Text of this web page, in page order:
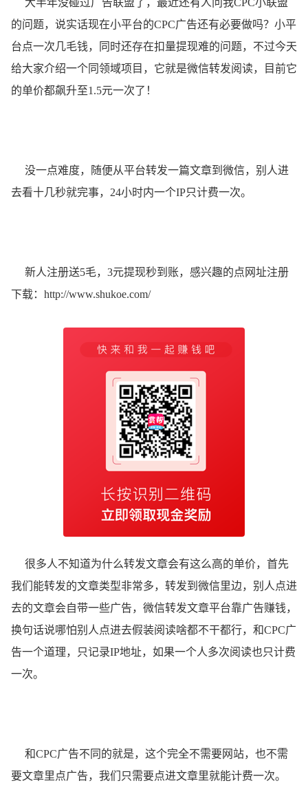
的问题，说实话现在小平台的CPC广告还有必要做吗？小平
台点一次几毛钱，同时还存在扣量提现难的问题，不过今天
给大家介绍一个同领域项目，它就是微信转发阅读，目前它
的单价都飙升至1.5元一次了！
没一点难度，随便从平台转发一篇文章到微信，别人进
去看十几秒就完事，24小时内一个IP只计费一次。
新人注册送5毛，3元提现秒到账，感兴趣的点网址注册
下载： http://www.shukoe.com/
很多人不知道为什么转发文章会有这么高的单价，首先
我们能转发的文章类型非常多，转发到微信里边，别人点进
去的文章会自带一些广告，微信转发文章平台靠广告赚钱，
换句话说哪怕别人点进去假装阅读啥都不干都行，和CPC广
告一个道理，只记录IP地址，如果一个人多次阅读也只计费
一次。
和CPC广告不同的就是，这个完全不需要网站，也不需
要文章里点广告，我们只需要点进文章里就能计费一次。